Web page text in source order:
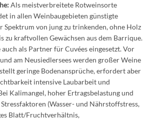
Als meistverbreitete Rotweinsorte
in allen Weinbaugebieten günstigte
Spektrum von jung zu trinkenden, ohne Holz
zu kraftvollen Gewächsen aus dem Barrique.
als Partner für Cuvées eingesetzt. Vor
am Neusiedlersees werden großer Weine
geringe Bodenansprüche, erfordert aber
inten­sive Laubarbeit und
Kalimangel, hoher Ertragsbelastung und
(Wasser- und Nährstoffstress,
Blatt/Frucht­verhältnis,